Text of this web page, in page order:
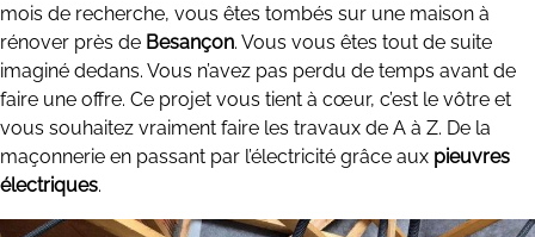
mois de recherche, vous êtes tombés sur une maison à
rénover près de Besançon. Vous vous êtes tout de suite
imaginé dedans. Vous n’avez pas perdu de temps avant de
faire une offre. Ce projet vous tient à cœur, c’est le vôtre et
vous souhaitez vraiment faire les travaux de A à Z. De la
maçonnerie en passant par l’électricité grâce aux pieuvres
électriques.